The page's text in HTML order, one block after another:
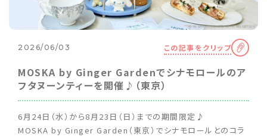
2026/06/03 この記事をクリップ
MOSKA by Ginger Gardenでシナモロールのア
フタヌーンティーを開催♪（東京）
6月24日（水）から8月23日（日）までの期間限定♪
MOSKA by Ginger Garden（東京）でシナモロールとのコラ